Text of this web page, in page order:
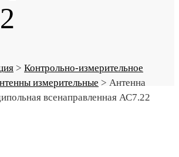
> Контрольно-измерительное
измерительные > Антенна
всенаправленная АС7.22